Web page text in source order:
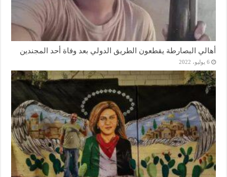
أهالي البصارطة يقطعون الطريق الدولي بعد وفاة أحد المجندين
6 يوليو، 2022